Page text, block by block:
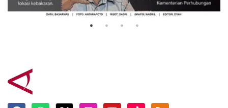
3 Agustus 2026